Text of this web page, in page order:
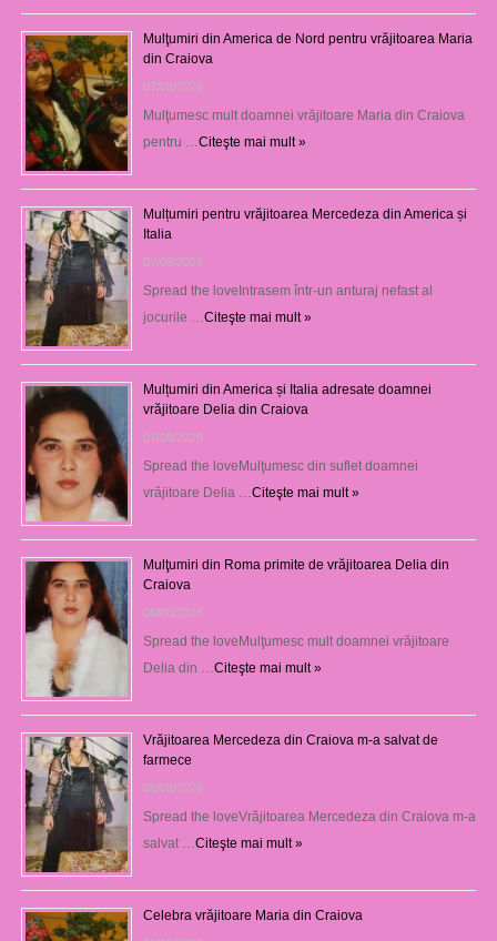
Mulţumiri din America de Nord pentru vrăjitoarea Maria
din Craiova
07/08/2026
Mulţumesc mult doamnei vrăjitoare Maria din Craiova
pentru … Citeşte mai mult »
Mulțumiri pentru vrăjitoarea Mercedeza din America și
Italia
07/08/2026
Spread the loveIntrasem într-un anturaj nefast al
jocurile … Citeşte mai mult »
Mulțumiri din America și Italia adresate doamnei
vrăjitoare Delia din Craiova
07/08/2026
Spread the loveMulţumesc din suflet doamnei
vrăjitoare Delia … Citeşte mai mult »
Mulţumiri din Roma primite de vrăjitoarea Delia din
Craiova
06/08/2026
Spread the loveMulţumesc mult doamnei vrăjitoare
Delia din … Citeşte mai mult »
Vrăjitoarea Mercedeza din Craiova m-a salvat de
farmece
06/08/2026
Spread the loveVrăjitoarea Mercedeza din Craiova m-a
salvat … Citeşte mai mult »
Celebra vrăjitoare Maria din Craiova